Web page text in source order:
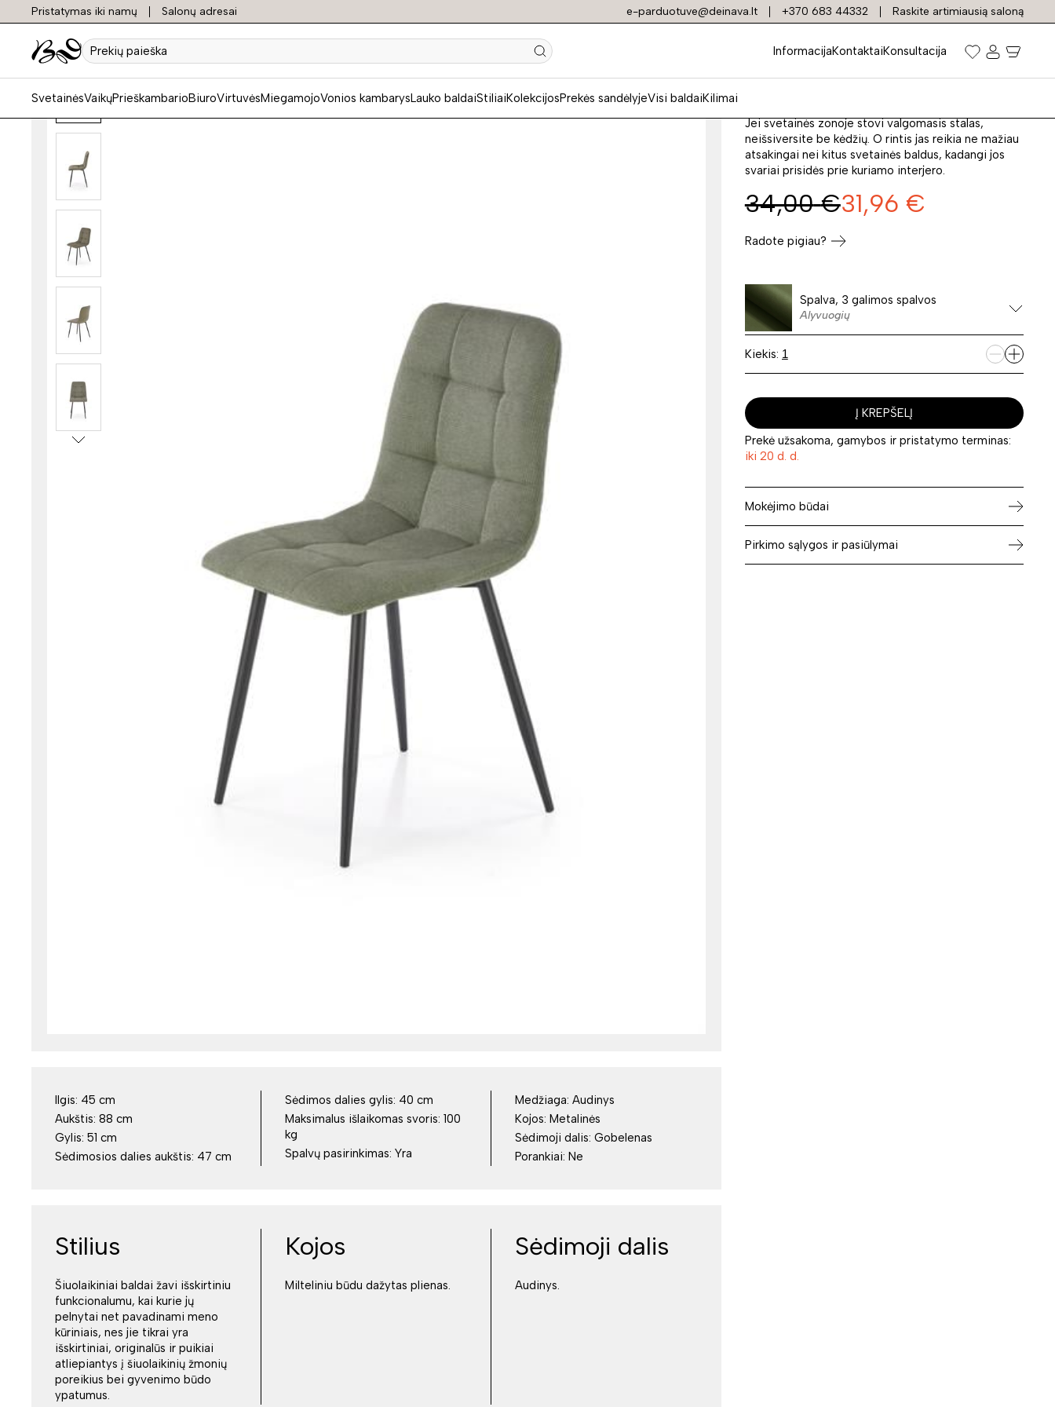
Pristatymas iki namų Salonų adresai e-parduotuve@deinava.lt +370 683 44332 Raskite artimiausią saloną
Prekių
paieška
InformacijaKontaktaiKonsultacija
SvetainėsVaikųPrieškambarioBiuroVirtuvėsMiegamojoVonios kambarysLauko baldaiStiliaiKolekcijosPrekės sandėlyjeVisi baldaiKilimai
Kėdė K-560
Jei svetainės zonoje stovi valgomasis stalas,
neišsiversite be kėdžių. O rintis jas reikia ne mažiau
atsakingai nei kitus svetainės baldus, kadangi jos
svariai prisidės prie kuriamo interjero.
34,00 €31,96 €
Radote pigiau?
Spalva, 3 galimos spalvos
Alyvuogių
Kiekis:
Į KREPŠELĮ
Prekė užsakoma, gamybos ir pristatymo terminas:
iki 20 d. d.
Mokėjimo būdai
Pirkimo sąlygos ir pasiūlymai
Ilgis: 45 cm
Aukštis: 88 cm
Gylis: 51 cm
Sėdimosios dalies aukštis: 47 cm
Sėdimos dalies gylis: 40 cm
Maksimalus išlaikomas svoris: 100
kg
Spalvų pasirinkimas: Yra
Medžiaga: Audinys
Kojos: Metalinės
Sėdimoji dalis: Gobelenas
Porankiai: Ne
Stilius
Šiuolaikiniai baldai žavi išskirtiniu
funkcionalumu, kai kurie jų
pelnytai net pavadinami meno
kūriniais, nes jie tikrai yra
išskirtiniai, originalūs ir puikiai
atliepiantys į šiuolaikinių žmonių
poreikius bei gyvenimo būdo
ypatumus.
Kojos
Milteliniu būdu dažytas plienas.
Sėdimoji dalis
Audinys.